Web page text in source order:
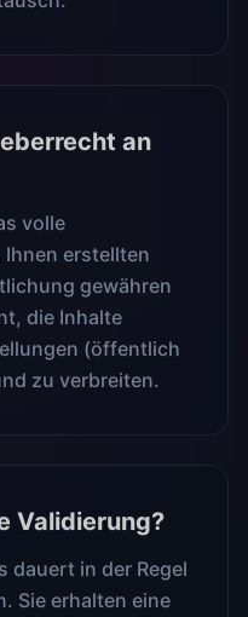
an
volle
erstellten
gewähren
die Inhalte
(öffentlich
zu verbreiten.
Validierung?
dauert in der Regel
Sie erhalten eine